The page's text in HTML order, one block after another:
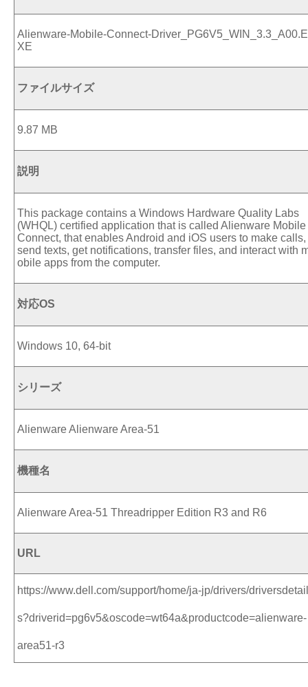
Alienware-Mobile-Connect-Driver_PG6V5_WIN_3.3_A00.E
XE
ファイルサイズ
9.87 MB
説明
This package contains a Windows Hardware Quality Labs
(WHQL) certified application that is called Alienware Mobile
Connect, that enables Android and iOS users to make calls,
send texts, get notifications, transfer files, and interact with
obile apps from the computer.
対応OS
Windows 10, 64-bit
シリーズ
Alienware Alienware Area-51
機種名
Alienware Area-51 Threadripper Edition R3 and R6
URL
https://www.dell.com/support/home/ja-jp/drivers/driversdetail
s?driverid=pg6v5&oscode=wt64a&productcode=alienware-
area51-r3